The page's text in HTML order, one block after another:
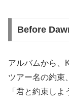
Before
アルバムから、
ツアー名の約束
「君と約束し